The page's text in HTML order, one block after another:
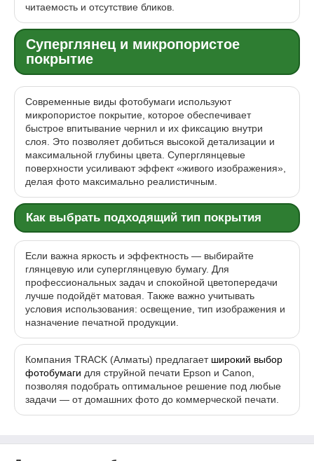
читаемость и отсутствие бликов.
Суперглянец и микропористое
покрытие
Современные виды фотобумаги используют
микропористое покрытие, которое обеспечивает
быстрое впитывание чернил и их фиксацию внутри
слоя. Это позволяет добиться высокой детализации и
максимальной глубины цвета. Суперглянцевые
поверхности усиливают эффект «живого изображения»,
делая фото максимально реалистичным.
Как выбрать подходящий тип покрытия
Если важна яркость и эффектность — выбирайте
глянцевую или суперглянцевую бумагу. Для
профессиональных задач и спокойной цветопередачи
лучше подойдёт матовая. Также важно учитывать
условия использования: освещение, тип изображения и
назначение печатной продукции.
Компания TRACK (Алматы) предлагаетширокий выбор
фотобумаги для струйной печати Epson и Canon,
позволяя подобрать оптимальное решение под любые
задачи — от домашних фото до коммерческой печати.